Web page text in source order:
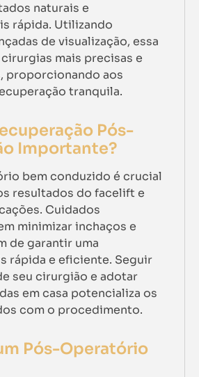
naturais e
rápida. Utilizando
de visualização, essa
mais precisas e
proporcionando aos
tranquila.
Pós-
Importante?
bem conduzido é crucial
resultados do facelift e
Cuidados
minimizar inchaços e
de garantir uma
rápida e eficiente. Seguir
seu cirurgião e adotar
em casa potencializa os
com o procedimento.
Pós-Operatório